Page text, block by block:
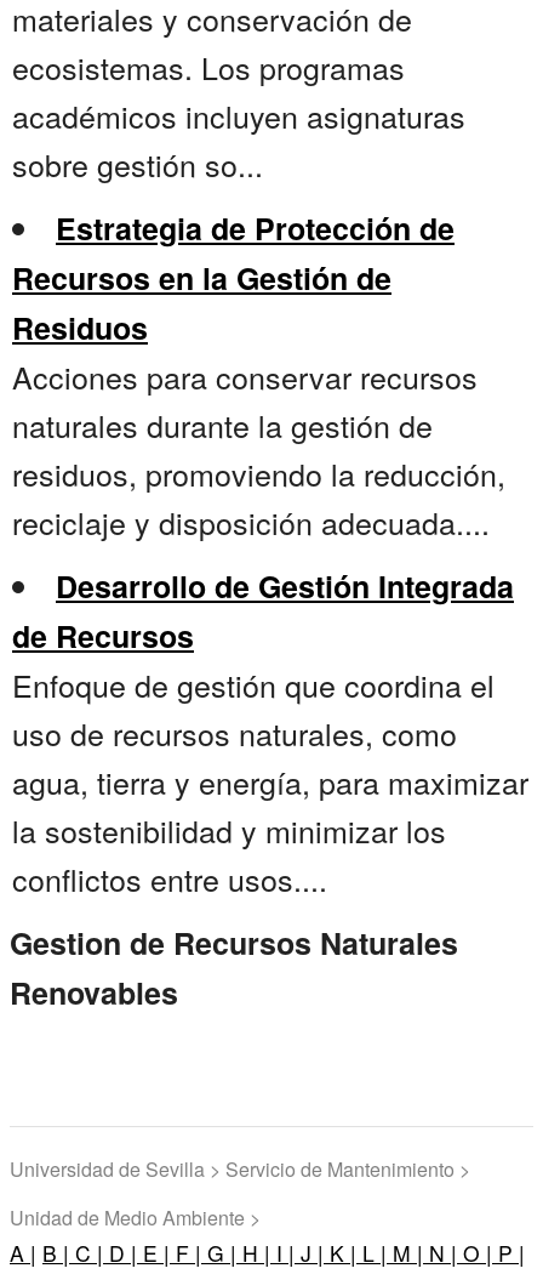
materiales y conservación de
ecosistemas. Los programas
académicos incluyen asignaturas
sobre gestión so...
Estrategia de Protección de
Recursos en la Gestión de
Residuos
Acciones para conservar recursos
naturales durante la gestión de
residuos, promoviendo la reducción,
reciclaje y disposición adecuada....
Desarrollo de Gestión Integrada
de Recursos
Enfoque de gestión que coordina el
uso de recursos naturales, como
agua, tierra y energía, para maximizar
la sostenibilidad y minimizar los
conflictos entre usos....
Gestion de Recursos Naturales
Renovables
Universidad de Sevilla > Servicio de Mantenimiento >
Unidad de Medio Ambiente >
A | B | C | D | E | F | G | H | I | J | K | L | M | N | O | P |